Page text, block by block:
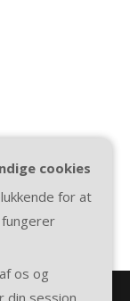
cookies
for at
os og
din session